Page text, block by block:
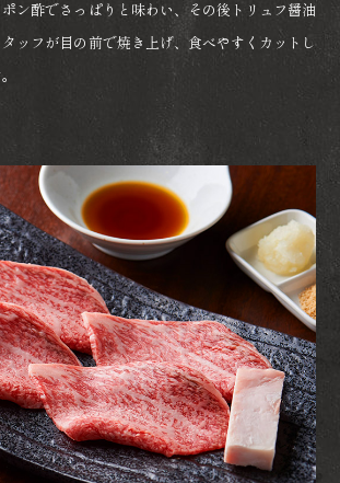
ン酢でさっぱりと味わい、その後トリュフ醤油
ッフが目の前で焼き上げ、食べやすくカットし